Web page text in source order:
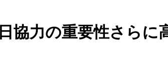
協力の重要性さらに